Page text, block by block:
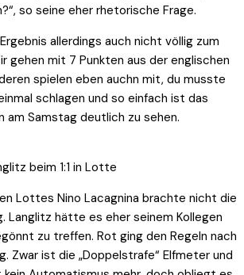
so seine eher rhetorische Frage.
allerdings auch nicht völlig zum
gehen mit 7 Punkten aus der englischen
spielen eben auchn mit, du musste
schlagen und so einfach ist das
am Samstag deutlich zu sehen.
beim 1:1 in Lotte
Lottes Nino Lacagnina brachte nicht die
Langlitz hätte es eher seinem Kollegen
zu treffen. Rot ging den Regeln nach
Zwar ist die „Doppelstrafe“ Elfmeter und